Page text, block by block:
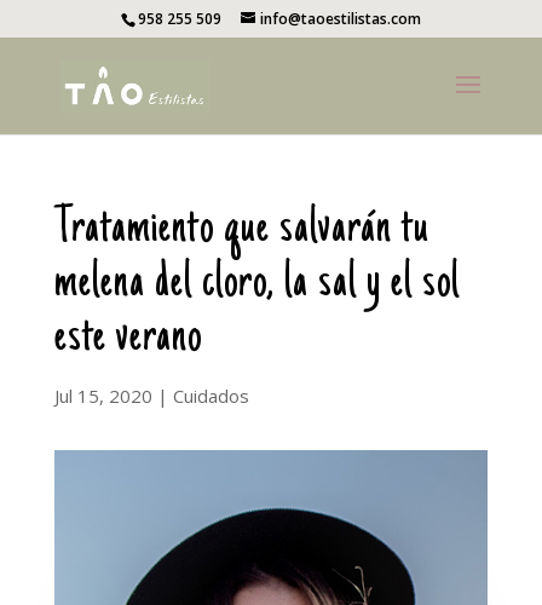
958 255 509 info@taoestilistas.com
Tratamiento que salvarán tu
melena del cloro, la sal y el sol
este verano
Jul 15, 2020 | Cuidados